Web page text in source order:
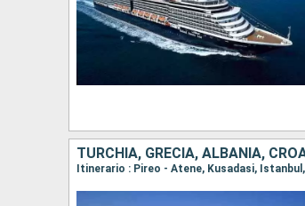
TURCHIA, GRECIA, ALBANIA,
Itinerario : Pireo - Atene, Kusadasi,